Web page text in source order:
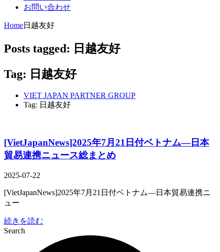
お問い合わせ
Home日越友好
Posts tagged: 日越友好
Tag: 日越友好
VIET JAPAN PARTNER GROUP
Tag: 日越友好
[VietJapanNews]2025年7月21日付ベトナム―日本
貿易連携ニュース総まとめ
2025-07-22
[VietJapanNews]2025年7月21日付ベトナム―日本貿易連携ニ
ュー
続きを読む
Search